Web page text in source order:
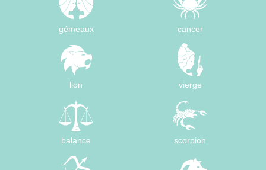
gémeaux cancer
lion vierge
balance scorpion